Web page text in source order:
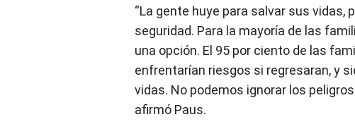
“La gente huye para salvar sus vidas,
seguridad. Para la mayoría de las
una opción. El 95 por ciento de las
enfrentarían riesgos si regresaran, y
vidas. No podemos ignorar los
afirmó Paus.